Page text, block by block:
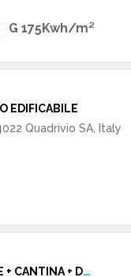
G 175Kwh/m²
EDIFICABILE
Quadrivio SA, Italy
SOL. INDIPENDENTE + CANTINA + DEPOSITO + TERRENO